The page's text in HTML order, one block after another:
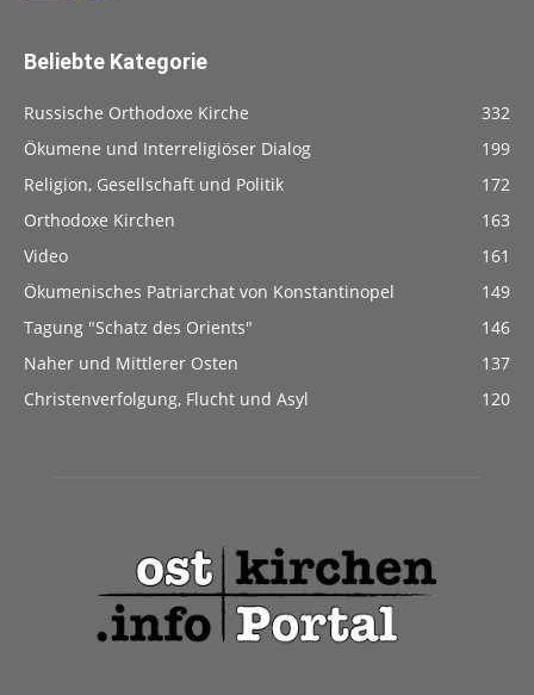
Beliebte Kategorie
Russische Orthodoxe Kirche
332
Ökumene und Interreligiöser Dialog
199
Religion, Gesellschaft und Politik
172
Orthodoxe Kirchen
163
Video
161
Ökumenisches Patriarchat von Konstantinopel
149
Tagung "Schatz des Orients"
146
Naher und Mittlerer Osten
137
Christenverfolgung, Flucht und Asyl
120